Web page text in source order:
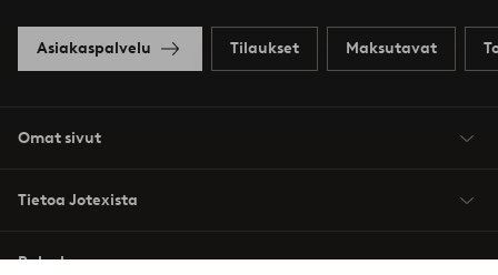
Asiakaspalvelu Tilaukset Maksutavat
Omat sivut
Tietoa Jotexista
Palvelumme